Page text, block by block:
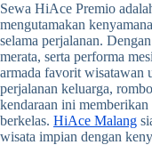
Sewa HiAce Premio
mengutamakan
selama perjalanan.
merata, serta performa
armada favorit wisatawan
perjalanan keluarga,
kendaraan ini
berkelas. HiAce Malang
wisata impian dengan